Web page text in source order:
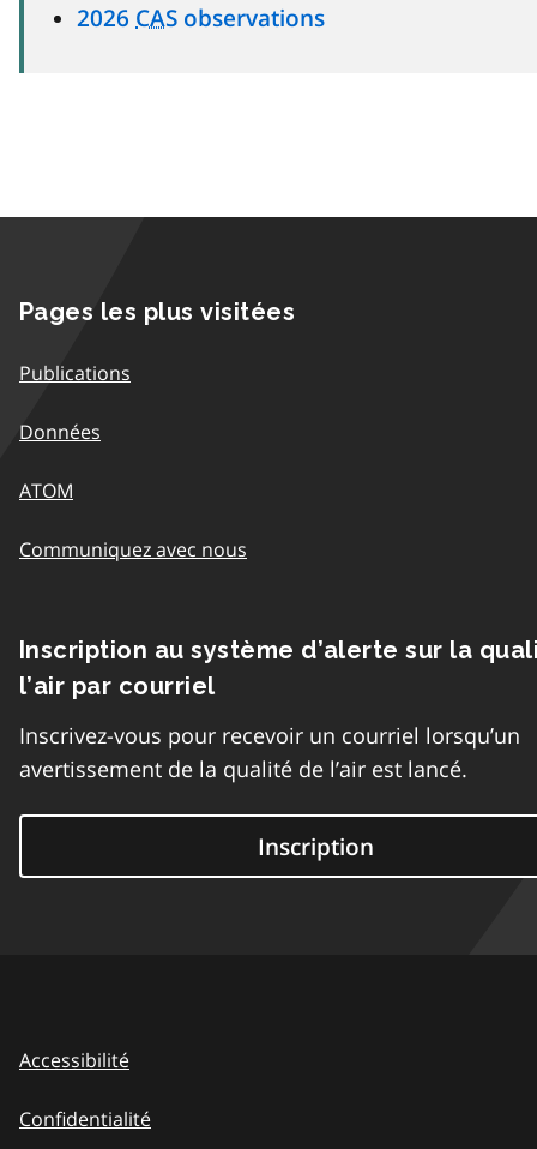
2026 CAS observations
Pages les plus visitées
Publications
Données
ATOM
Communiquez avec nous
Inscription au système d’alerte sur la
l’air par courriel
Inscrivez-vous pour recevoir un courriel lorsqu’un
avertissement de la qualité de l’air est lancé.
Inscription
Accessibilité
Confidentialité